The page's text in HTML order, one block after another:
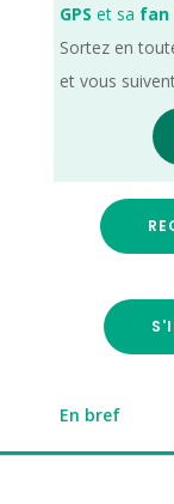
GPS et sa fan
Sortez en
et vous
En bref